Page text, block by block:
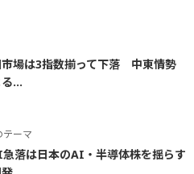
市場は3指数揃って下落 中東情勢
...
テーマ
落は日本のAI・半導体株を揺らす